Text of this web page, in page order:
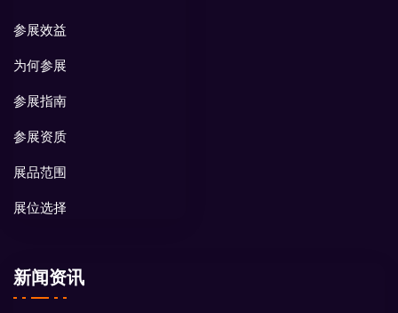
参展效益
为何参展
参展指南
参展资质
展品范围
展位选择
新闻资讯